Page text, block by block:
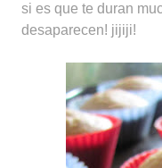
si es que te duran
desaparecen! jijiji!